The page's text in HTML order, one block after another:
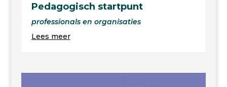
Pedagogisch startpunt
professionals en organisaties
Lees meer